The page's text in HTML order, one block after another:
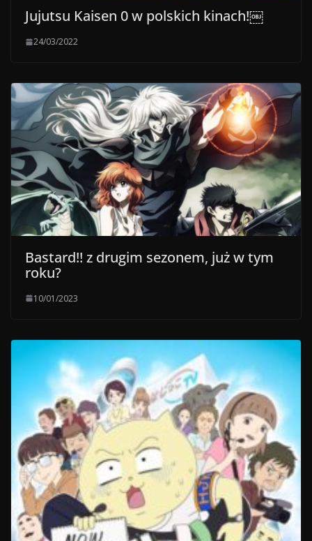
Jujutsu Kaisen 0 w polskich kinach!￼
24/03/2022
Bastard!! z drugim sezonem, już w tym
roku?
10/01/2023